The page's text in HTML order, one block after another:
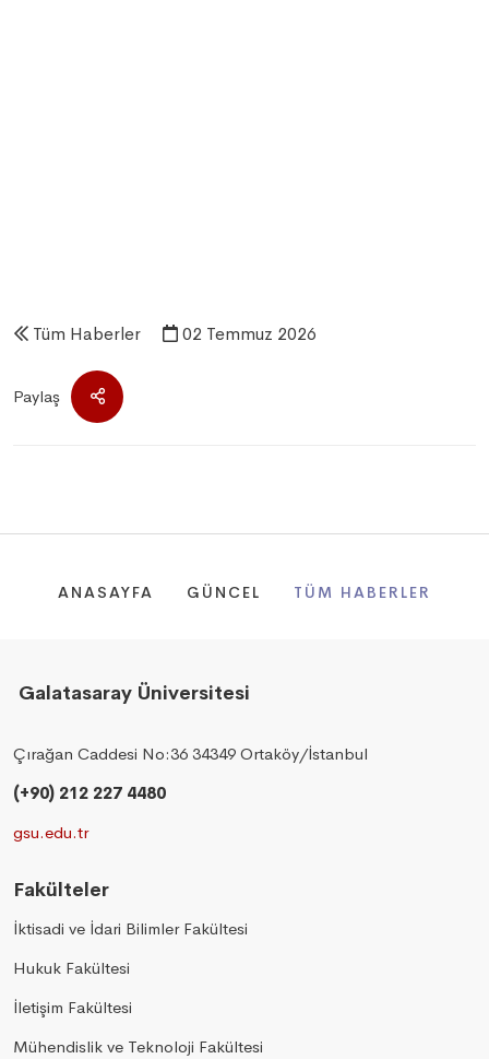
Tüm Haberler 02 Temmuz 2026
Paylaş
ANASAYFA GÜNCEL TÜM HABERLER
Galatasaray Üniversitesi
Çırağan Caddesi No:36 34349 Ortaköy/İstanbul
(+90) 212 227 4480
gsu.edu.tr
Fakülteler
İktisadi ve İdari Bilimler Fakültesi
Hukuk Fakültesi
İletişim Fakültesi
Mühendislik ve Teknoloji Fakültesi